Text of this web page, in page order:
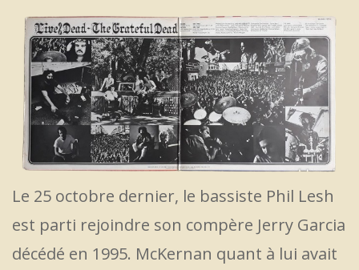
Le 25 octobre dernier, le bassiste Phil Lesh
est parti rejoindre son compère Jerry Garcia
décédé en 1995. McKernan quant à lui avait